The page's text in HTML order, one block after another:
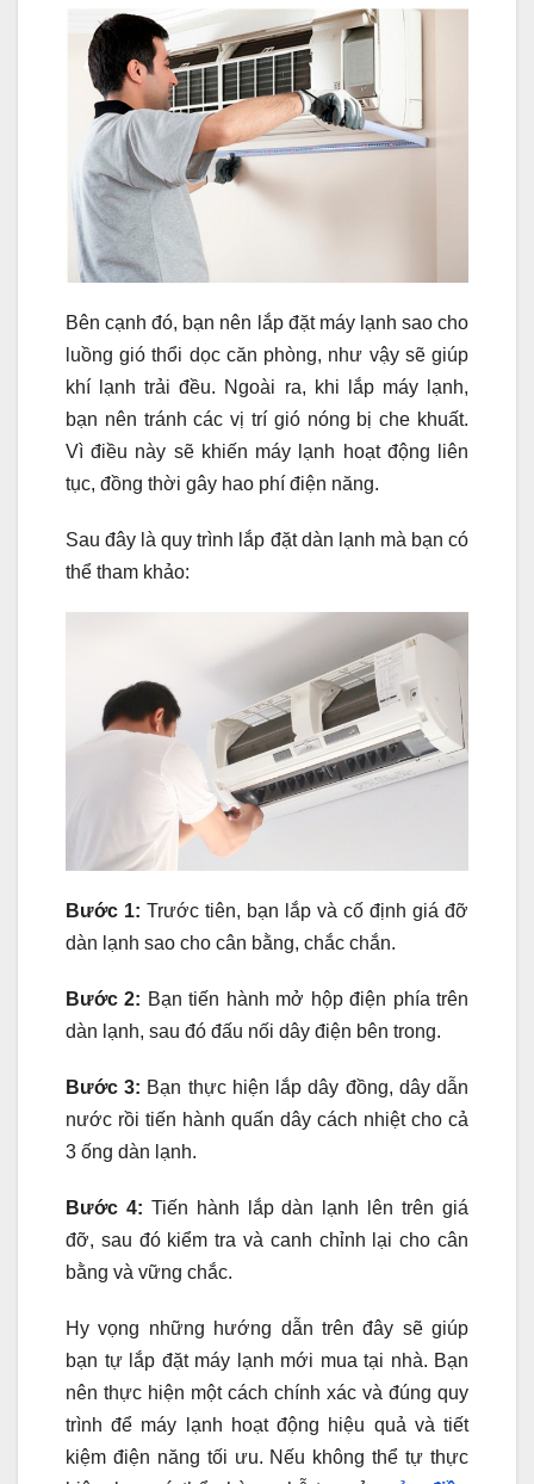
Bên cạnh đó, bạn nên lắp đặt máy lạnh sao cho
luồng gió thổi dọc căn phòng, như vậy sẽ giúp
khí lạnh trải đều. Ngoài ra, khi lắp máy lạnh,
bạn nên tránh các vị trí gió nóng bị che khuất.
Vì điều này sẽ khiến máy lạnh hoạt động liên
tục, đồng thời gây hao phí điện năng.
Sau đây là quy trình lắp đặt dàn lạnh mà bạn có
thể tham khảo:
Bước 1: Trước tiên, bạn lắp và cố định giá đỡ
dàn lạnh sao cho cân bằng, chắc chắn.
Bước 2: Bạn tiến hành mở hộp điện phía trên
dàn lạnh, sau đó đấu nối dây điện bên trong.
Bước 3: Bạn thực hiện lắp dây đồng, dây dẫn
nước rồi tiến hành quấn dây cách nhiệt cho cả
3 ống dàn lạnh.
Bước 4: Tiến hành lắp dàn lạnh lên trên giá
đỡ, sau đó kiểm tra và canh chỉnh lại cho cân
bằng và vững chắc.
Hy vọng những hướng dẫn trên đây sẽ giúp
bạn tự lắp đặt máy lạnh mới mua tại nhà. Bạn
nên thực hiện một cách chính xác và đúng quy
trình để máy lạnh hoạt động hiệu quả và tiết
kiệm điện năng tối ưu. Nếu không thể tự thực